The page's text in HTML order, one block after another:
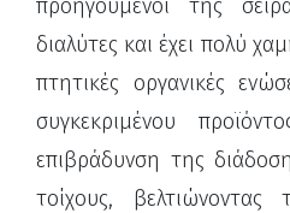
προηγούμενοι της
διαλύτες και έχει πολύ
πτητικές οργανικές
συγκεκριμένου
επιβράδυνση της
τοίχους,